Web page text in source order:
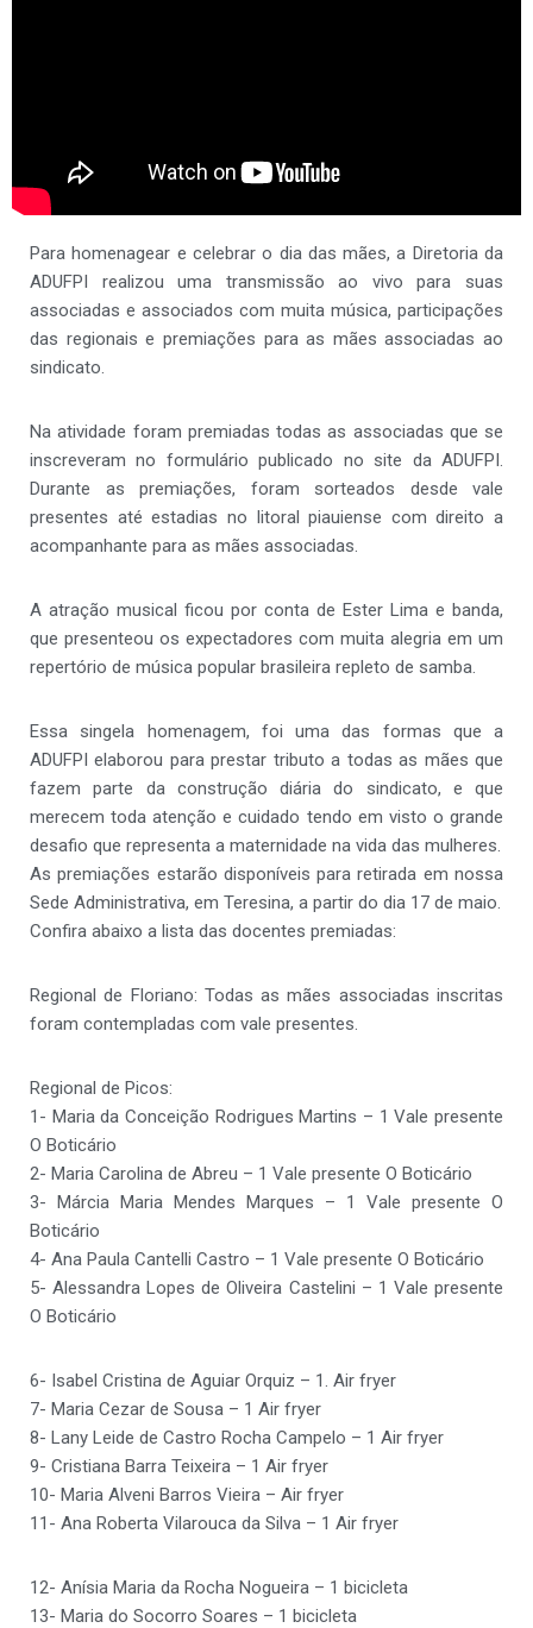
Para homenagear e celebrar o dia das mães, a Diretoria da
ADUFPI realizou uma transmissão ao vivo para suas
associadas e associados com muita música, participações
das regionais e premiações para as mães associadas ao
sindicato.
Na atividade foram premiadas todas as associadas que se
inscreveram no formulário publicado no site da ADUFPI.
Durante as premiações, foram sorteados desde vale
presentes até estadias no litoral piauiense com direito a
acompanhante para as mães associadas.
A atração musical ficou por conta de Ester Lima e banda,
que presenteou os expectadores com muita alegria em um
repertório de música popular brasileira repleto de samba.
Essa singela homenagem, foi uma das formas que a
ADUFPI elaborou para prestar tributo a todas as mães que
fazem parte da construção diária do sindicato, e que
merecem toda atenção e cuidado tendo em visto o grande
desafio que representa a maternidade na vida das mulheres.
As premiações estarão disponíveis para retirada em nossa
Sede Administrativa, em Teresina, a partir do dia 17 de maio.
Confira abaixo a lista das docentes premiadas:
Regional de Floriano: Todas as mães associadas inscritas
foram contempladas com vale presentes.
Regional de Picos:
1- Maria da Conceição Rodrigues Martins – 1 Vale presente
O Boticário
2- Maria Carolina de Abreu – 1 Vale presente O Boticário
3- Márcia Maria Mendes Marques – 1 Vale presente O
Boticário
4- Ana Paula Cantelli Castro – 1 Vale presente O Boticário
5- Alessandra Lopes de Oliveira Castelini – 1 Vale presente
O Boticário
6- Isabel Cristina de Aguiar Orquiz – 1. Air fryer
7- Maria Cezar de Sousa – 1 Air fryer
8- Lany Leide de Castro Rocha Campelo – 1 Air fryer
9- Cristiana Barra Teixeira – 1 Air fryer
10- Maria Alveni Barros Vieira – Air fryer
11- Ana Roberta Vilarouca da Silva – 1 Air fryer
12- Anísia Maria da Rocha Nogueira – 1 bicicleta
13- Maria do Socorro Soares – 1 bicicleta